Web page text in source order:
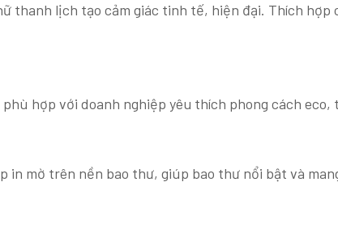
thanh lịch tạo cảm giác tinh tế, hiện đại. Thích
hợp với doanh nghiệp yêu thích phong cách
in mờ trên nền bao thư, giúp bao thư nổi bật và